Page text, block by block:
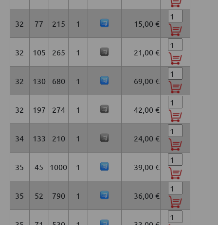
32 77 215 1 15,00 €
32 105 265 1 21,00 €
32 130 680 1 69,00 €
32 197 274 1 42,00 €
34 133 210 1 24,00 €
35 45 1000 1 39,00 €
35 52 790 1 36,00 €